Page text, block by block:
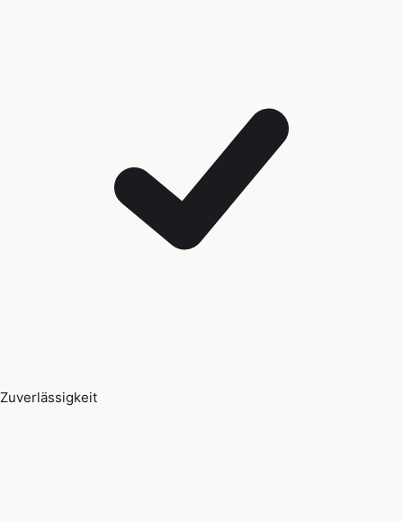
Zuverlässigkeit